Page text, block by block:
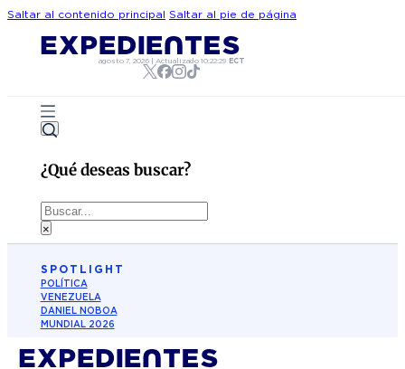
Saltar al contenido principal Saltar al pie de página
agosto 7, 2026 |Actualizado10:22:29 ECT
¿Qué deseas buscar?
Buscar
×
SPOTLIGHT
POLÍTICA
VENEZUELA
DANIEL NOBOA
MUNDIAL 2026